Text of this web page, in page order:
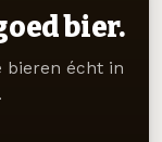
bier.
bieren écht in